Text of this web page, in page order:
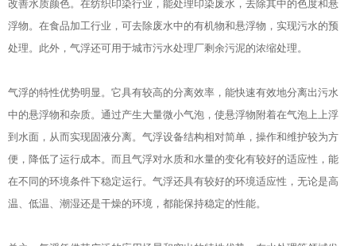
改善水质颜色。在纺织印染行业，能处理印染废水，去除其中的色度和悬
浮物。在食品加工行业，可去除废水中的有机物和悬浮物，实现污水的预
处理。此外，气浮还可用于城市污水处理厂剩余污泥的浓缩处理。
气浮的特性优势明显。它具有较高的分离效率，能快速有效地分离出污水
中的悬浮物和杂质。通过产生大量微小气泡，使悬浮物附着在气泡上上浮
到水面，从而实现固液分离。气浮设备结构相对简单，操作和维护较为方
便，降低了运行成本。而且气浮对水质和水量的变化有较好的适应性，能
在不同的环境条件下稳定运行。气浮还具有较好的环境适应性，无论是高
温、低温、潮湿还是干燥的环境，都能保持稳定的性能。